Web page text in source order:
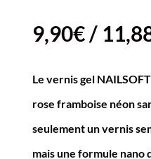
9,90€/
Le vernis gel
rose framboise néon
seulement un vernis
mais une formule nano